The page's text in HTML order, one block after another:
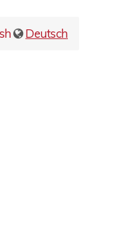
Deutsch